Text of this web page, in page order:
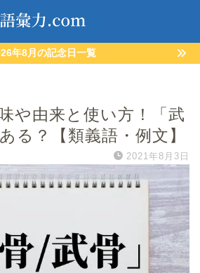
年8月の記念日一覧
や由来と使い方！「武
る？【類義語・例文】
2021年8月3日